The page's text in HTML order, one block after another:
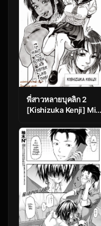
พี่สาวหลายบุคลิก 2
[Kishizuka Kenji] Mix